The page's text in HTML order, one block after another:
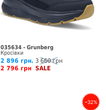
035634 - Grunberg
Кросівки
2 896 грн. 3 660 грн
2 796 грн SALE
–32%